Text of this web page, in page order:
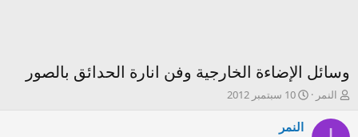
وسائل الإضاءة الخارجية وفن انارة الحدائق بالصور
ك
ت
النمر
ت
ر
10 سبتمبر 2012
النمر